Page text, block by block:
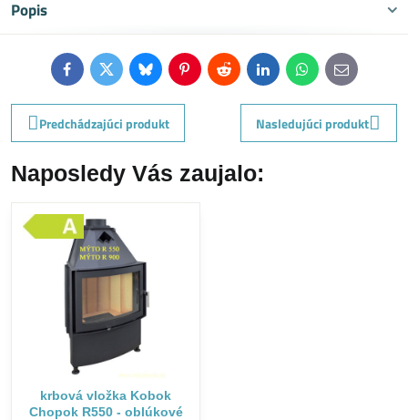
Popis
FacebookTwitterBlueskyPinterestReddit LinkedInWhatsApp
E-
mail
Predchádzajúci produkt
Nasledujúci produkt
Naposledy Vás zaujalo:
krbová vložka Kobok
Chopok R550 - oblúkové